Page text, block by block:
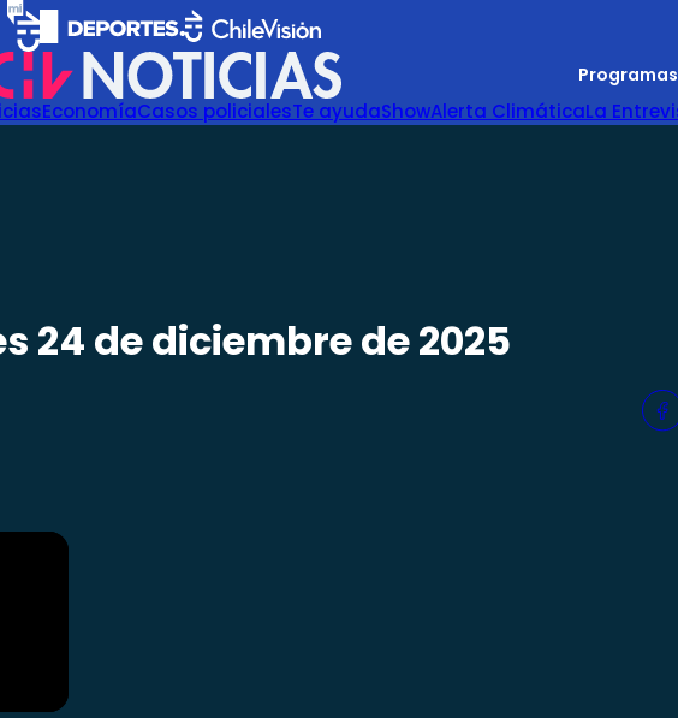
Programas
EconomíaCasos policialesTe ayudaShowAlerta ClimáticaLa
24 de diciembre de 2025